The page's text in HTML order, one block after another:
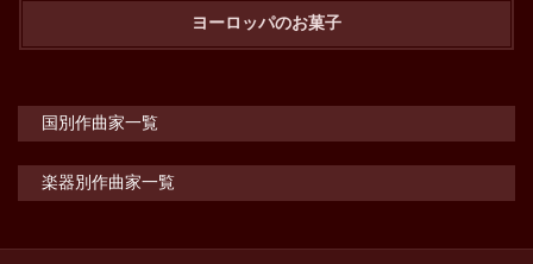
ヨーロッパのお菓子
国別作曲家一覧
楽器別作曲家一覧